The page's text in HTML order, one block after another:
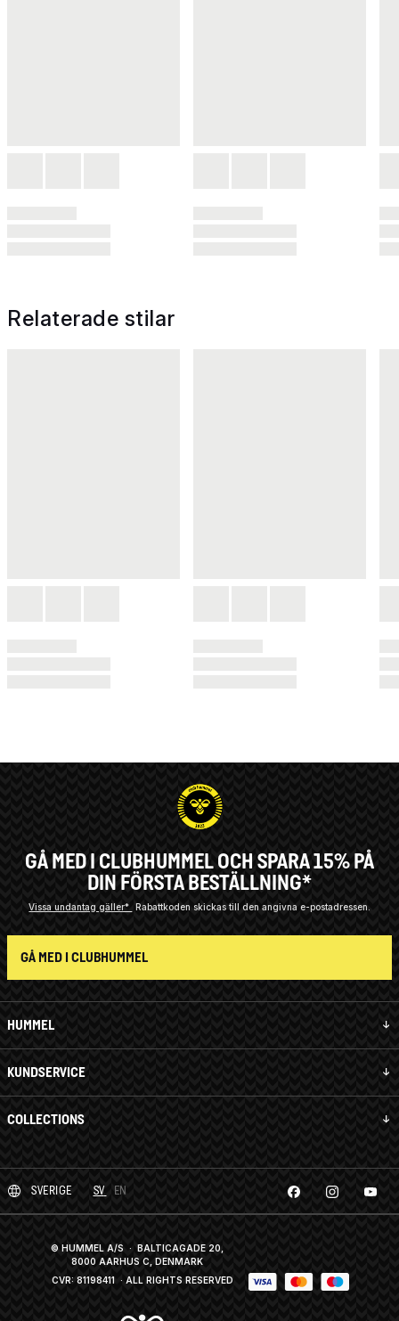
Relaterade stilar
HUMMEL
KUNDSERVICE
COLLECTIONS
GÅ MED I CLUBHUMMEL OCH SPARA 15% PÅ
DIN FÖRSTA BESTÄLLNING*
Vissa undantag gäller* Rabattkoden skickas till den angivna e-postadressen.
GÅ MED I CLUBHUMMEL
SVERIGE SV EN
© HUMMEL A/S · BALTICAGADE 20,
8000 AARHUS C, DENMARK
CVR: 81198411 · ALL RIGHTS RESERVED